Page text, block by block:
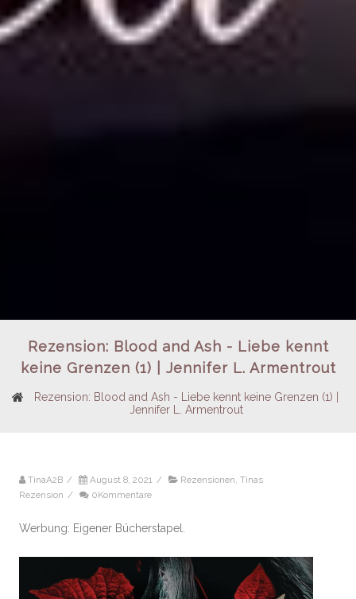
Rezension: Blood and Ash - Liebe kennt
keine Grenzen (1) | Jennifer L. Armentrout
Rezension: Blood and Ash - Liebe kennt keine Grenzen (1) |
Jennifer L. Armentrout
TinaA2B / August 8, 2021 / Rezensionen, Tinas
Rezension / 0Kommentare
Werbung: Eigener Bücherstapel.